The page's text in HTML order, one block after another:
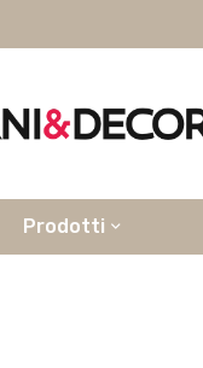
Prodotti